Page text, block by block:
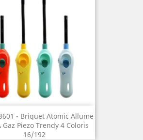
- Briquet Atomic Allume
Gaz Piezo Trendy 4 Coloris
16/192